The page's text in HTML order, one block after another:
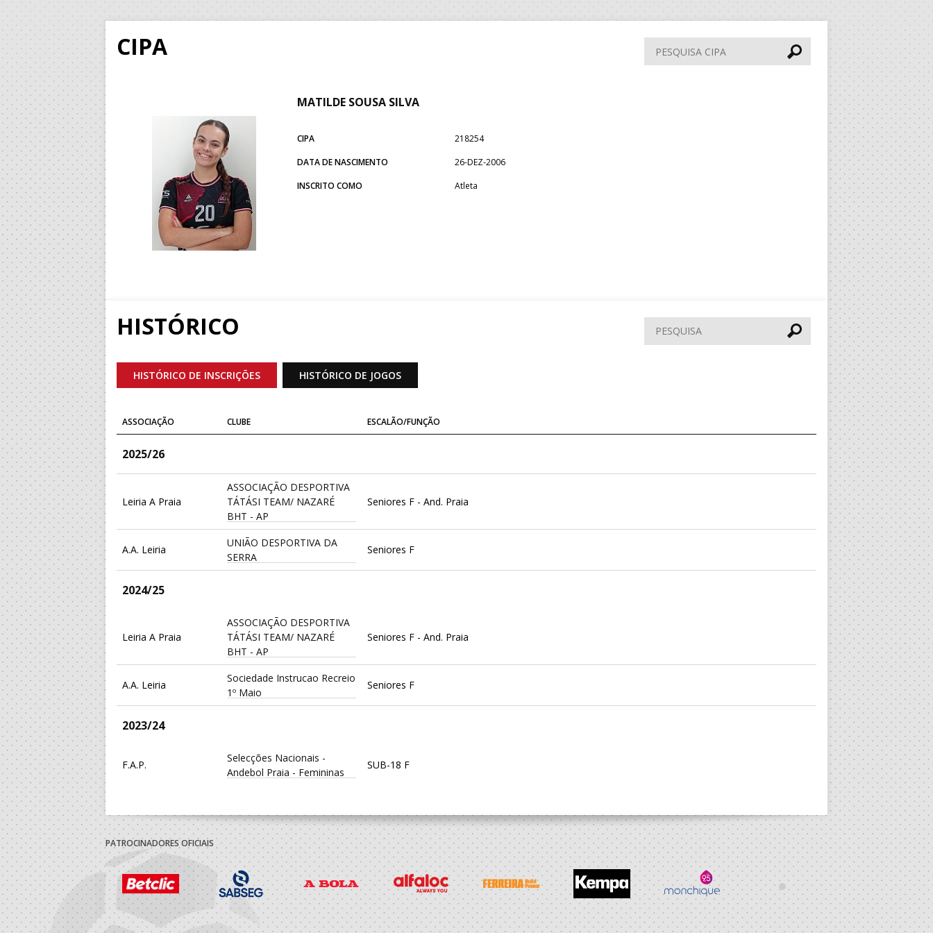
CIPA
Pesquisa
CIPA
MATILDE SOUSA SILVA
CIPA
218254
DATA DE NASCIMENTO
26-DEZ-2006
INSCRITO COMO
Atleta
HISTÓRICO Pesquisar
HISTÓRICO DE INSCRIÇÕES HISTÓRICO DE JOGOS
ASSOCIAÇÃO CLUBE ESCALÃO/FUNÇÃO
2025/26
Leiria A Praia
ASSOCIAÇÃO DESPORTIVA
TÁTÁSI TEAM/ NAZARÉ
BHT - AP
Seniores F - And. Praia
A.A. Leiria
UNIÃO DESPORTIVA DA
SERRA
Seniores F
2024/25
Leiria A Praia
ASSOCIAÇÃO DESPORTIVA
TÁTÁSI TEAM/ NAZARÉ
BHT - AP
Seniores F - And. Praia
A.A. Leiria
Sociedade Instrucao Recreio
1º Maio
Seniores F
2023/24
F.A.P.
Selecções Nacionais -
Andebol Praia - Femininas
SUB-18 F
Leiria A Praia
ASSOCIAÇÃO DESPORTIVA
TÁTÁSI TEAM/ NAZARÉ
BHT - AP
SUB 18 F - And Praia / Seniores F - And. Praia
2022/23
F.A.P.
Selecções Nacionais -
SUB-18 F
PATROCINADORES OFICIAIS